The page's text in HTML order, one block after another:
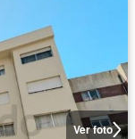
Ver foto